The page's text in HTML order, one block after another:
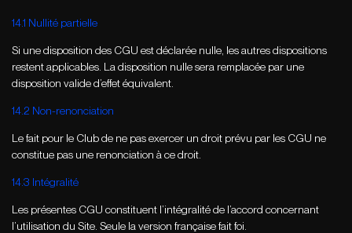
14.1 Nullité partielle
Si une disposition des CGU est déclarée nulle, les autres dispositions
restent applicables. La disposition nulle sera remplacée par une
disposition valide d’effet équivalent.
14.2 Non-renonciation
Le fait pour le Club de ne pas exercer un droit prévu par les CGU ne
constitue pas une renonciation à ce droit.
14.3 Intégralité
Les présentes CGU constituent l’intégralité de l’accord concernant
l’utilisation du Site. Seule la version française fait foi.